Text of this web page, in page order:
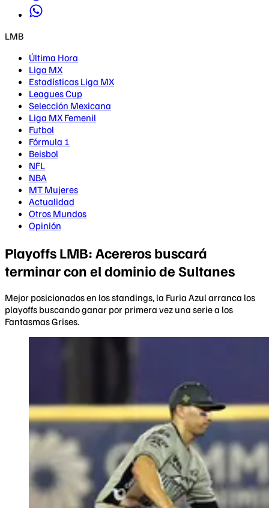
LMB
Última Hora
Liga MX
Estadísticas Liga MX
Leagues Cup
Selección Mexicana
Liga MX Femenil
Futbol
Fórmula 1
Beisbol
NFL
NBA
MT Mujeres
Actualidad
Otros Mundos
Opinión
Playoffs LMB: Acereros buscará
terminar con el dominio de Sultanes
Mejor posicionados en los standings, la Furia Azul arranca los
playoffs buscando ganar por primera vez una serie a los
Fantasmas Grises.